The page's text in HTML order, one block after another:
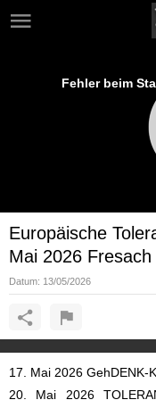
Fehler beim
Europäische
Mai 2026 Fresach
Datum: 13/05/2026
17. Mai 2026 GehDENK-
20. Mai 2026